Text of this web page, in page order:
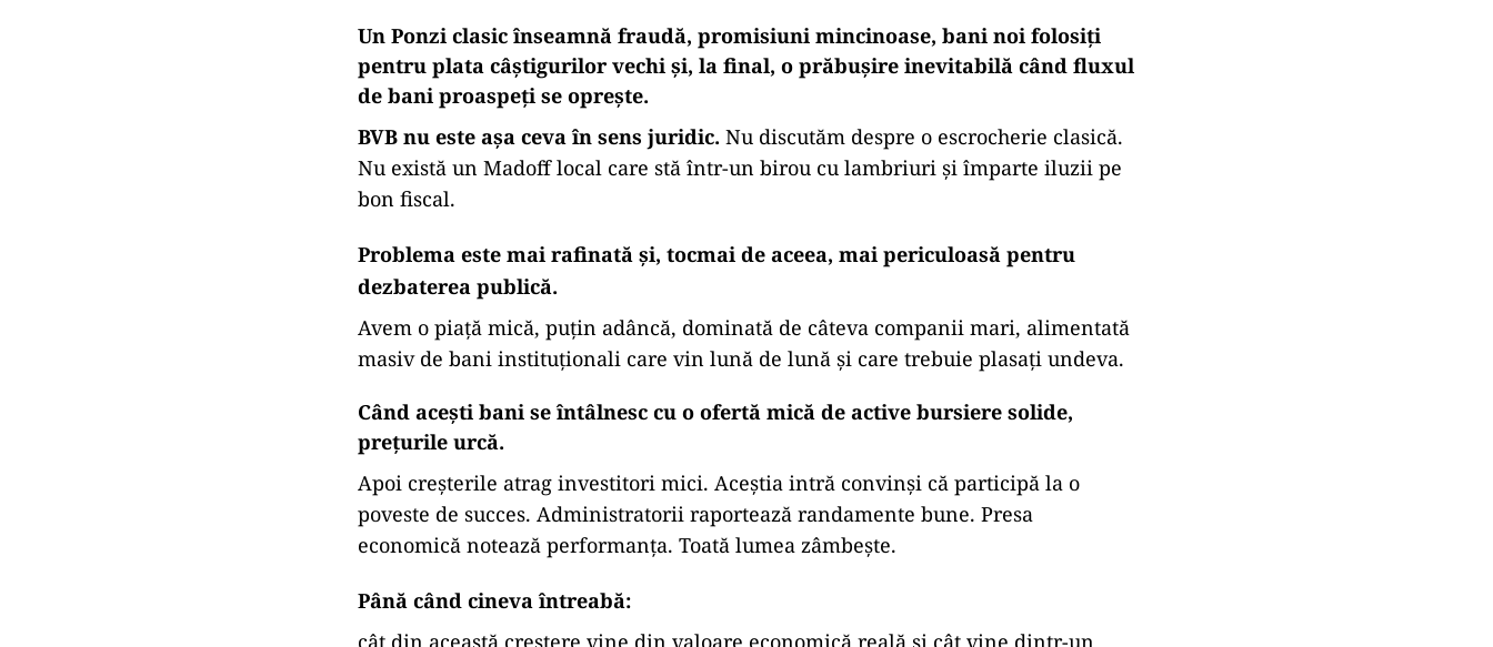
Un Ponzi clasic înseamnă fraudă, promisiuni mincinoase, bani noi folosiți
pentru plata câștigurilor vechi și, la final, o prăbușire inevitabilă când fluxul
de bani proaspeți se oprește.
BVB nu este așa ceva în sens juridic. Nu discutăm despre o escrocherie clasică.
Nu există un Madoff local care stă într-un birou cu lambriuri și împarte iluzii pe
bon fiscal.
Problema este mai rafinată și, tocmai de aceea, mai periculoasă pentru
dezbaterea publică.
Avem o piață mică, puțin adâncă, dominată de câteva companii mari, alimentată
masiv de bani instituționali care vin lună de lună și care trebuie plasați undeva.
Când acești bani se întâlnesc cu o ofertă mică de active bursiere solide,
prețurile urcă.
Apoi creșterile atrag investitori mici. Aceștia intră convinși că participă la o
poveste de succes. Administratorii raportează randamente bune. Presa
economică notează performanța. Toată lumea zâmbește.
Până când cineva întreabă:
cât din această creștere vine din valoare economică reală și cât vine dintr-un